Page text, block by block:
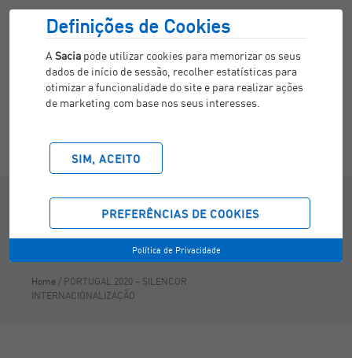
PORTUGAL 2020 - SILENCOR
INTERNACIONALIZAÇÃO
Home / PORTUGAL 2020 – SILENCOR
INTERNACIONALIZAÇÃO
Definições de Cookies
A Sacia pode utilizar cookies para memorizar os seus
dados de início de sessão, recolher estatísticas para
otimizar a funcionalidade do site e para realizar ações
de marketing com base nos seus interesses.
SIM, ACEITO
PREFERÊNCIAS DE COOKIES
Política de Privacidade